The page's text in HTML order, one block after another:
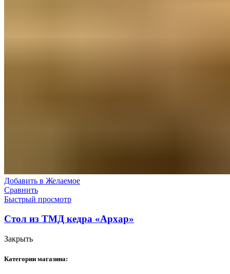
Добавить в Желаемое
Сравнить
Быстрый просмотр
Стол из ТМД кедра «Архар»
Закрыть
Категории магазина: